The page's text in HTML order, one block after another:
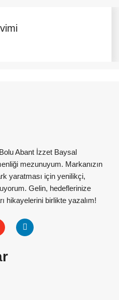
Abant İzzet Baysal
mezunuyum. Markanızın
yaratması için yenilikçi,
Gelin, hedeflerinize
hikayelerini birlikte yazalım!